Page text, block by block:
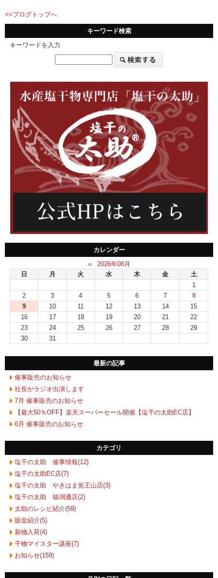
<<ブログトップへ
キーワード検索
キーワードを入力
カレンダー
«
2026年08月
日
月 火 水 木 金
土
1
2
3 4 5 6 7
8
9
10 11 12 13 14
15
16
17 18 19 20 21
22
23
24 25 26 27 28
29
30
31
最新の記事
催事販売のお知らせ
社長がラジオ出演します
7月 催事販売のお知らせ
【最大50％OFF】楽天スーパーセール開催【塩干の太助EC店】
6月 催事販売のお知らせ
カテゴリ
塩干の太助 催事情報(12)
塩干の太助EC店(7)
塩干の太助 やきはま覚王山店(3)
塩干の太助 猫洞通店(2)
太助のレシピ紹介(59)
販促紹介(5)
新物入荷(4)
干物マイスター講座(7)
お知らせ(159)